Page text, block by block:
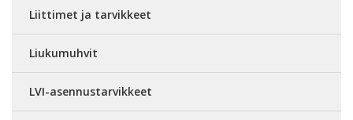
Liittimet ja tarvikkeet
Liukumuhvit
LVI-asennustarvikkeet